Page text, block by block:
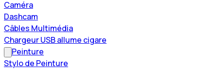
Caméra
Dashcam
Câbles Multimédia
Chargeur USB allume cigare
Peinture
Stylo de Peinture